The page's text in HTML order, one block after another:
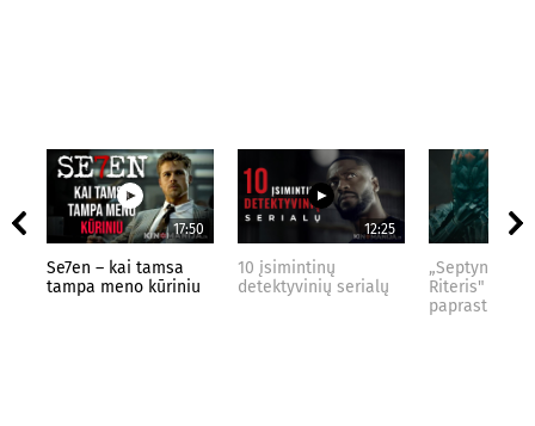
17:50
Se7en – kai tamsa
tampa meno kūriniu
12:25
10 įsimintinų
detektyvinių serialų
„Septynių
Riteris" – kai
paprastumas